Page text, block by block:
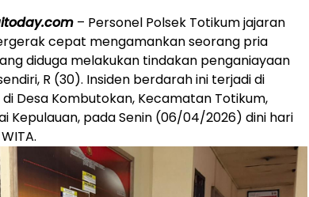
– Personel Polsek Totikum jajaran
cepat mengamankan seorang pria
diduga melakukan tindakan penganiayaan
R (30). Insiden berdarah ini terjadi di
Desa Kombutokan, Kecamatan Totikum,
Kepulauan, pada Senin (06/04/2026) dini hari